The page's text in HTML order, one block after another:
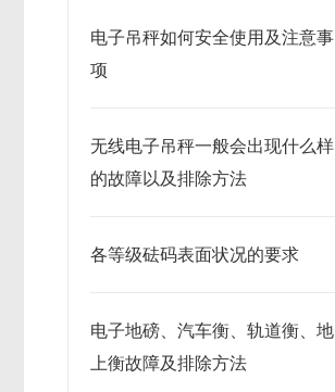
电子吊秤如何安全使用及注意事
项
无线电子吊秤一般会出现什么样
的故障以及排除方法
各等级砝码表面状况的要求
电子地磅、汽车衡、轨道衡、地
上衡故障及排除方法